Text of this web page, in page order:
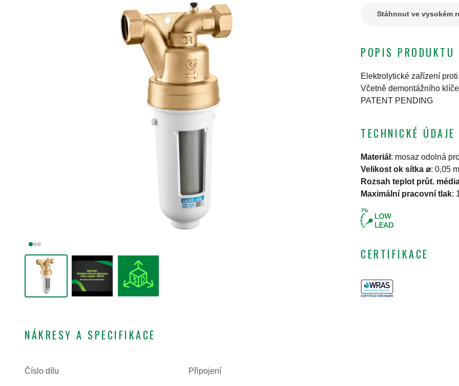
Stáhnout ve vysokém
POPIS PRODUKTU
Elektrolytické zařízení
Včetně demontážního
PATENT PENDING
TECHNICKÉ ÚDAJE
Materiál : mosaz odolná
Velikost ok sítka ⌀: 0,05
Rozsah teplot průt.
Maximální pracovní tlak:
CERTIFIKACE
NÁKRESY A SPECIFIKACE
Číslo dílu Připojení